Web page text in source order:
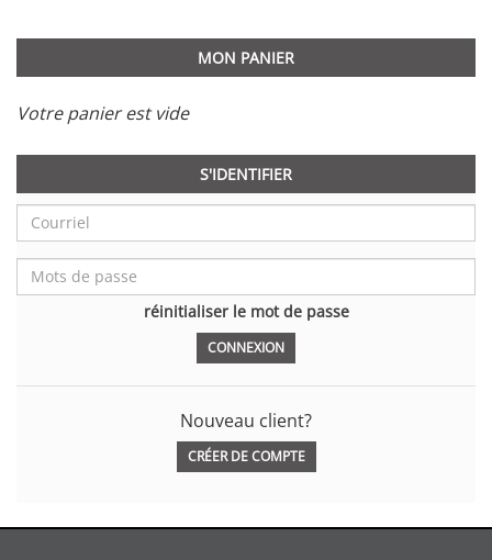
MON PANIER
Votre panier est vide
S'IDENTIFIER
réinitialiser le mot de passe
Nouveau client?
CRÉER DE COMPTE